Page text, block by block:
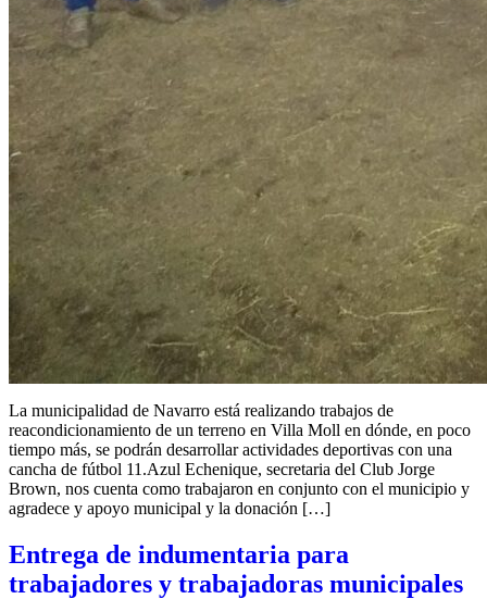
La municipalidad de Navarro está realizando trabajos de
reacondicionamiento de un terreno en Villa Moll en dónde, en poco
tiempo más, se podrán desarrollar actividades deportivas con una
cancha de fútbol 11.Azul Echenique, secretaria del Club Jorge
Brown, nos cuenta como trabajaron en conjunto con el municipio y
agradece y apoyo municipal y la donación […]
Entrega de indumentaria para
trabajadores y trabajadoras municipales